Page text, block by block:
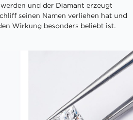
und der Diamant erzeugt
seinen Namen verliehen hat und
Wirkung besonders beliebt ist.